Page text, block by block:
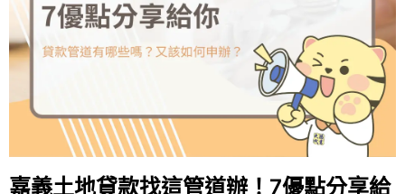
嘉義土地貸款找這管道辦！7優點分享給